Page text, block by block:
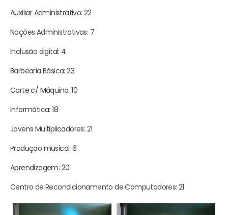
Auxiliar Administrativo: 22
Noções Administrativas: 7
Inclusão digital: 4
Barbearia Básica: 23
Corte c/ Máquina: 10
Informática: 18
Jovens Multiplicadores: 21
Produção musical: 6
Aprendizagem: 20
Centro de Recondicionamento de Computadores: 21